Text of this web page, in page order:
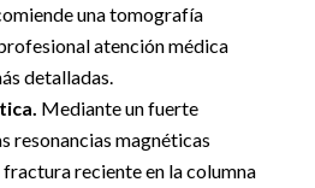
una tomografía
atención médica
detalladas.
Mediante un fuerte
resonancias magnéticas
reciente en la columna